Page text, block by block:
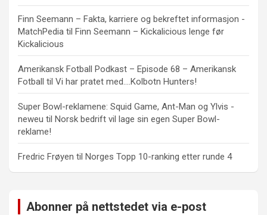
Finn Seemann – Fakta, karriere og bekreftet informasjon -
MatchPedia til Finn Seemann – Kickalicious lenge før
Kickalicious
Amerikansk Fotball Podkast – Episode 68 – Amerikansk
Fotball til Vi har pratet med….Kolbotn Hunters!
Super Bowl-reklamene: Squid Game, Ant-Man og Ylvis -
neweu til Norsk bedrift vil lage sin egen Super Bowl-
reklame!
Fredric Frøyen til Norges Topp 10-ranking etter runde 4
Abonner på nettstedet via e-post